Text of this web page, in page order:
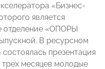
«Бизнес-
является
отделение «ОПОРЫ
В ресурсном
презентация
месяцев молодые